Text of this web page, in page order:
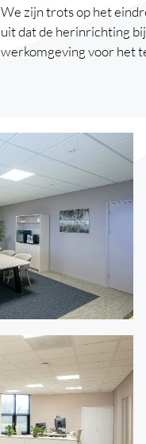
We zijn trots op het
uit dat de herinrichting
werkomgeving voor het